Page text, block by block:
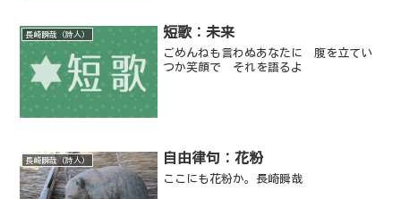
長崎瞬哉（詩人） 短歌：未来
ごめんねも言わぬあなたに 腹を立てい
つか笑顔で それを語るよ
長崎瞬哉（詩人） 自由律句：花粉
ここにも花粉か。長崎瞬哉